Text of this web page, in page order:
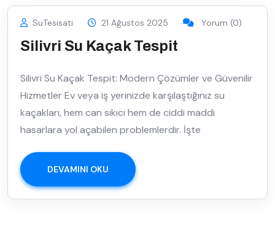
SuTesisati 21 Ağustos 2025 Yorum (0)
Silivri Su Kaçak Tespit
Silivri Su Kaçak Tespit: Modern Çözümler ve Güvenilir
Hizmetler Ev veya iş yerinizde karşılaştığınız su
kaçakları, hem can sıkıcı hem de ciddi maddi
hasarlara yol açabilen problemlerdir. İşte
DEVAMINI OKU